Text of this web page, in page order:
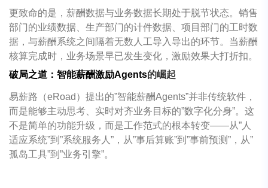
更致命的是，薪酬数据与业务数据长期处于脱节状态。销售
部门的业绩数据、生产部门的计件数据、项目部门的工时数
据，与薪酬系统之间隔着无数人工导入导出的环节。当薪酬
核算完成时，业务场景早已发生变化，激励效果大打折扣。
破局之道：智能薪酬激励Agents的崛起
易薪路（eRoad ）提出的”智能薪酬Agents”并非传统软件，
而是能够主动思考、实时对齐业务目标的”数字化分身”。这
不是简单的功能升级，而是工作范式的根本转变——从” 人
适应系统”到 ”系统服务人 ” ，从”事后算账”到 ”事前预测” ，从”
孤岛工具”到 ”业务引擎”。